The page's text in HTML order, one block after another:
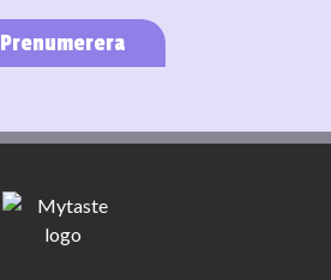
Prenumerera